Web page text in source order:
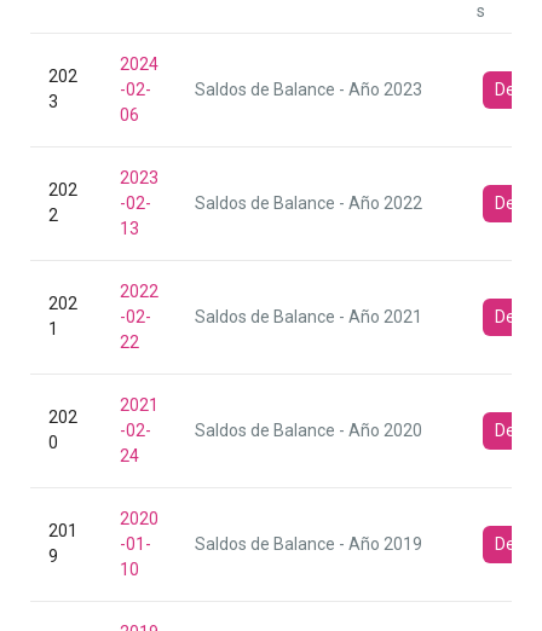
s
202
3
2024
-02-
06
Saldos de Balance - Año 2023
202
2
2023
-02-
13
Saldos de Balance - Año 2022
202
1
2022
-02-
22
Saldos de Balance - Año 2021
202
0
2021
-02-
24
Saldos de Balance - Año 2020
201
9
2020
-01-
10
Saldos de Balance - Año 2019